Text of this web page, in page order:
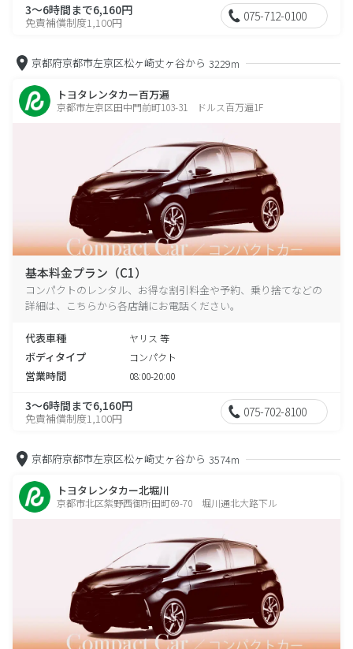
3～6時間まで6,160円
免責補償制度1,100円 075-712-0100
京都府京都市左京区松ヶ崎丈ヶ谷から 3229m
トヨタレンタカー百万遍
京都市左京区田中門前町103-31 ドルス百万遍1F
基本料金プラン（C1）
コンパクトのレンタル、お得な割引料金や予約、乗り捨てなどの
詳細は、こちらから各店舗にお電話ください。
代表車種 ヤリス 等
ボディタイプ コンパクト
営業時間 08:00-20:00
3～6時間まで6,160円
免責補償制度1,100円 075-702-8100
京都府京都市左京区松ヶ崎丈ヶ谷から 3574m
トヨタレンタカー北堀川
京都市北区紫野西御所田町69-70 堀川通北大路下ル